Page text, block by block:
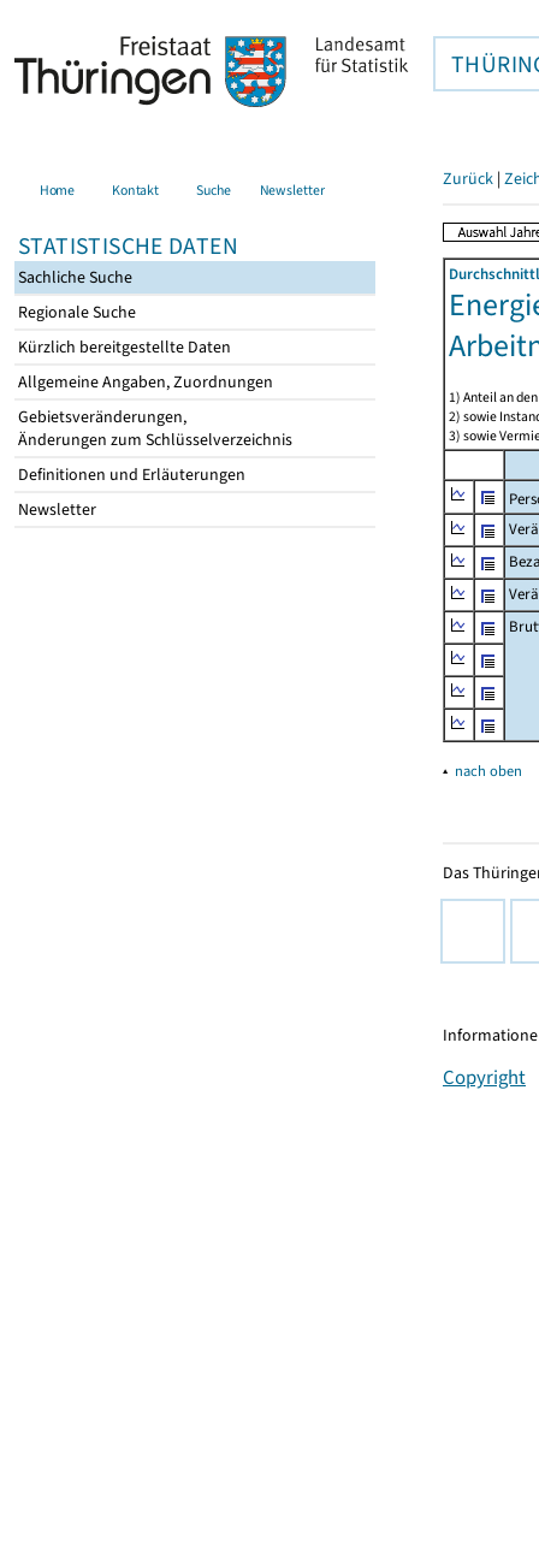
Home Kontakt Suche Newsletter
STATISTISCHE DATEN
Sachliche Suche
Regionale Suche
Kürzlich bereitgestellte Daten
Allgemeine Angaben, Zuordnungen
Gebietsveränderungen,
Änderungen zum Schlüsselverzeichnis
Definitionen und Erläuterungen
Newsletter
Zurück |
1) Anteil an
2) sowie
3) sowie
▴ nach oben
Das
Copyright